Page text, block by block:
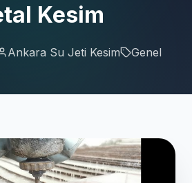
Kesim
Ankara Su Jeti Kesim Genel